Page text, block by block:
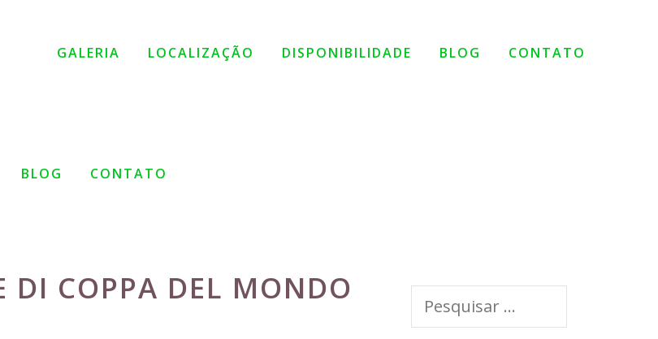
GALERIA LOCALIZAÇÃO DISPONIBILIDADE BLOG CONTATO
BLOG CONTATO
COPPA DEL MONDO
por: